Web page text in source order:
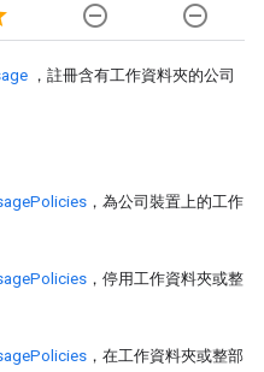
remove_circle_outline remove_circle_outline
，註冊含有工作資料夾的公司
，為公司裝置上的工作
，停用工作資料夾或整
，在工作資料夾或整部